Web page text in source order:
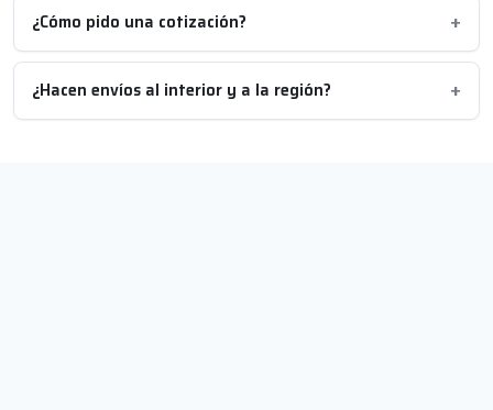
¿Cómo pido una cotización?
¿Hacen envíos al interior y a la región?